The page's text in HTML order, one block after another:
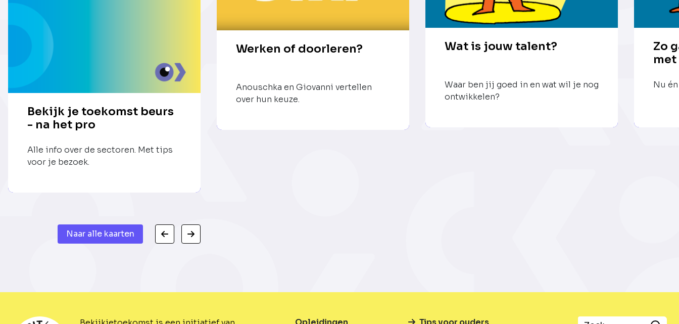
Bekijk je toekomst beurs
- na het pro
Alle info over de sectoren. Met tips
voor je bezoek.
Werken of doorleren?
Anouschka en Giovanni vertellen
over hun keuze.
Wat is jouw talent?
Waar ben jij goed in en wat wil je nog
ontwikkelen?
Zo
Nu
Naar alle kaarten